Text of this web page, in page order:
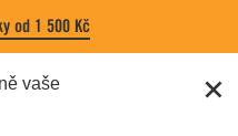
od 1 500 Kč
vaše